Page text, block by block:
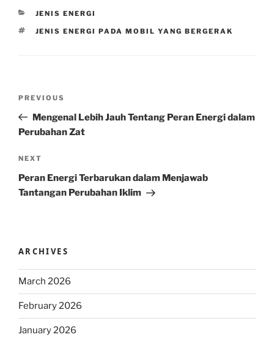
CATEGORIES
JENIS ENERGI
TAGS
JENIS ENERGI PADA MOBIL YANG BERGERAK
Previous
Post
PREVIOUS
Mengenal Lebih Jauh Tentang Peran Energi dalam
Perubahan Zat
Next
Post
NEXT
Peran Energi Terbarukan dalam Menjawab
Tantangan Perubahan Iklim
ARCHIVES
March 2026
February 2026
January 2026